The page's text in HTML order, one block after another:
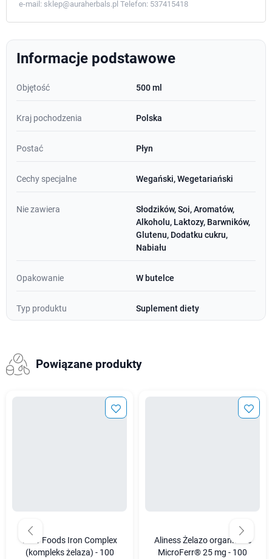
e-mail: sklep@auraherbals.pl Telefon: 537415418
Informacje podstawowe
Objętość 500 ml
Kraj pochodzenia Polska
Postać Płyn
Cechy specjalne Wegański, Wegetariański
Nie zawiera
Słodzików, Soi, Aromatów,
Alkoholu, Laktozy, Barwników,
Glutenu, Dodatku cukru,
Nabiału
Opakowanie W butelce
Typ produktu Suplement diety
Powiązane produkty
Now Foods Iron Complex
(kompleks żelaza) - 100
Aliness Żelazo organiczne
MicroFerr® 25 mg - 100